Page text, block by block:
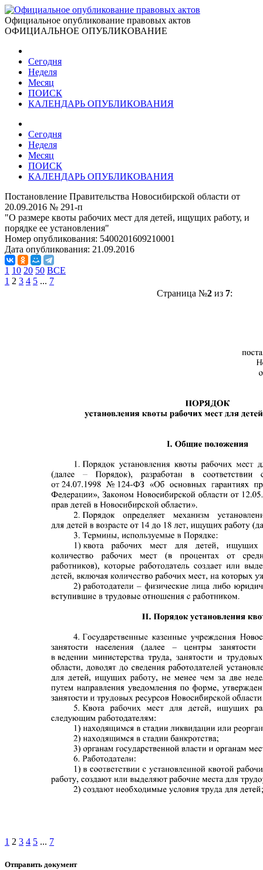
Официальное опубликование правовых актов
ОФИЦИАЛЬНОЕ ОПУБЛИКОВАНИЕ
Сегодня
Неделя
Месяц
ПОИСК
КАЛЕНДАРЬ ОПУБЛИКОВАНИЯ
Сегодня
Неделя
Месяц
ПОИСК
КАЛЕНДАРЬ ОПУБЛИКОВАНИЯ
Постановление Правительства Новосибирской области от
20.09.2016 № 291-п
"О размере квоты рабочих мест для детей, ищущих работу, и
порядке ее установления"
Номер опубликования: 5400201609210001
Дата опубликования: 21.09.2016
1 10 20 50 ВСЕ
1 2 3 4 5 ... 7
Страница №2из 7:
1 2 3 4 5 ... 7
Отправить документ